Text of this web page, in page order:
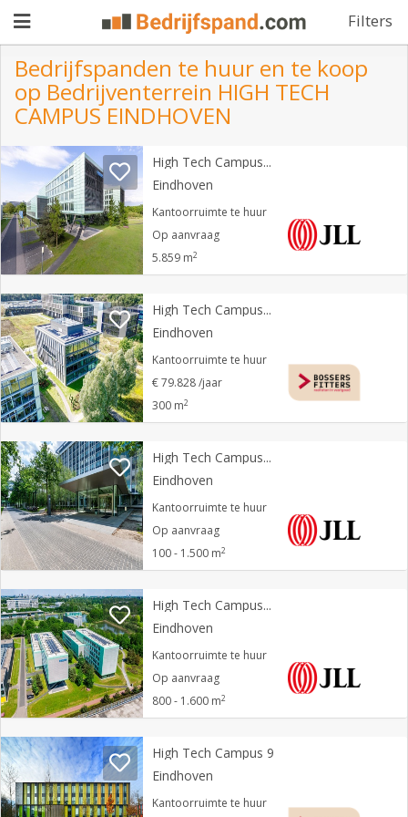
Filters
Pand
aanbieden
Pand
zoeken
Waarom
adverteren
Premium
Blog
Registreren
Login
Bedrijfspanden te huur en te koop
op Bedrijventerrein HIGH TECH
CAMPUS EINDHOVEN
High Tech Campus 52
Eindhoven
Kantoorruimte te huur
Op aanvraag
5.859 m2
High Tech Campus 85
Eindhoven
Kantoorruimte te huur
€ 79.828 /jaar
300 m2
High Tech Campus 37
Eindhoven
Kantoorruimte te huur
Op aanvraag
100 - 1.500 m2
High Tech Campus 51
Eindhoven
Kantoorruimte te huur
Op aanvraag
800 - 1.600 m2
High Tech Campus 9
Eindhoven
Kantoorruimte te huur